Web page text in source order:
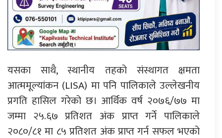
यसका साथै, स्थानीय तहको संस्थागत क्षमता
आत्ममूल्यांकन (LISA) मा पनि पालिकाले उल्लेखनीय
प्रगति हासिल गरेको छ। आर्थिक वर्ष २०७६/७७ मा
जम्मा २५.६७ प्रतिशत अंक प्राप्त गर्ने पालिकाले
२०८०/८१ मा ८५ प्रतिशत अंक प्राप्त गर्न सफल भएको